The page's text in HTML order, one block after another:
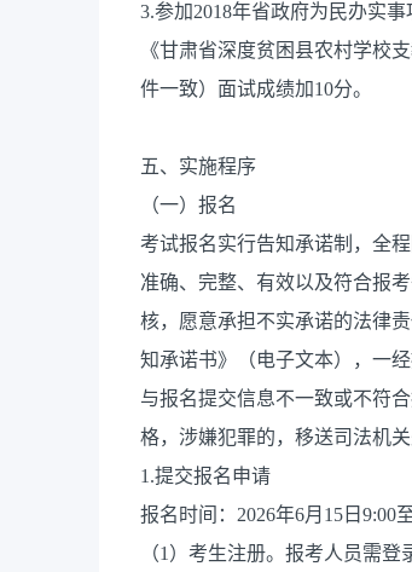
3.参加2018年省政府为民办实
《甘肃省深度贫困县农村学校
件一致）面试成绩加10分。
五、实施程序
（一）报名
考试报名实行告知承诺制，全
准确、完整、有效以及符合报
核，愿意承担不实承诺的法律
知承诺书》（电子文本），一
与报名提交信息不一致或不符
格，涉嫌犯罪的，移送司法机关
1.提交报名申请
报名时间：2026年6月15日9:00
（1）考生注册。报考人员需登